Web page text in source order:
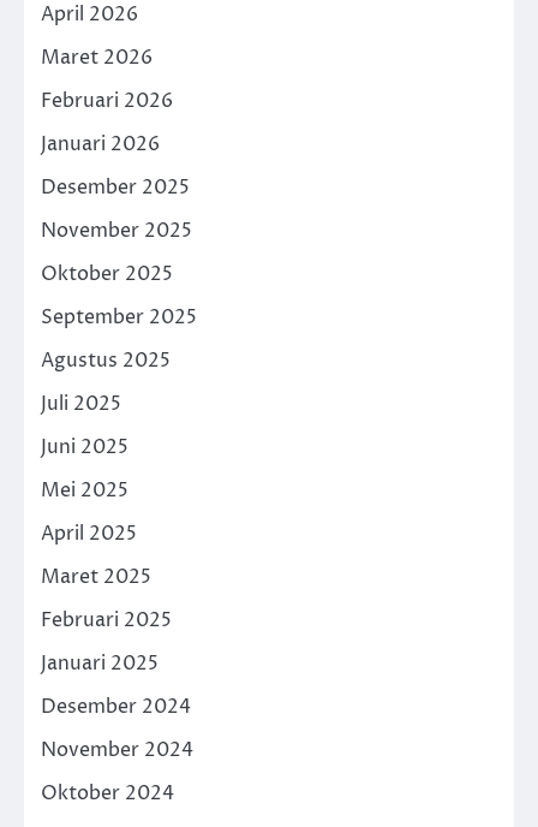
April 2026
Maret 2026
Februari 2026
Januari 2026
Desember 2025
November 2025
Oktober 2025
September 2025
Agustus 2025
Juli 2025
Juni 2025
Mei 2025
April 2025
Maret 2025
Februari 2025
Januari 2025
Desember 2024
November 2024
Oktober 2024